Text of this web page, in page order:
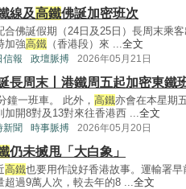
線及高鐵佛誕加密班次
合佛誕假期（24日及25日）長周末乘
加強高鐵 （香港段）來 ...全文
信報 政壇脈搏 2026年05月21日
長周末丨港鐵周五起加密東鐵
鐘一班車。 此外， 高鐵亦會在本星期
加開8對及13對來往香港西 ...全文
新聞 時事脈搏 2026年05月20日
仍未搣甩「大白象」
高鐵也要用作說好香港故事。運輸署早
超過9萬人次，較去年的8 ...全文